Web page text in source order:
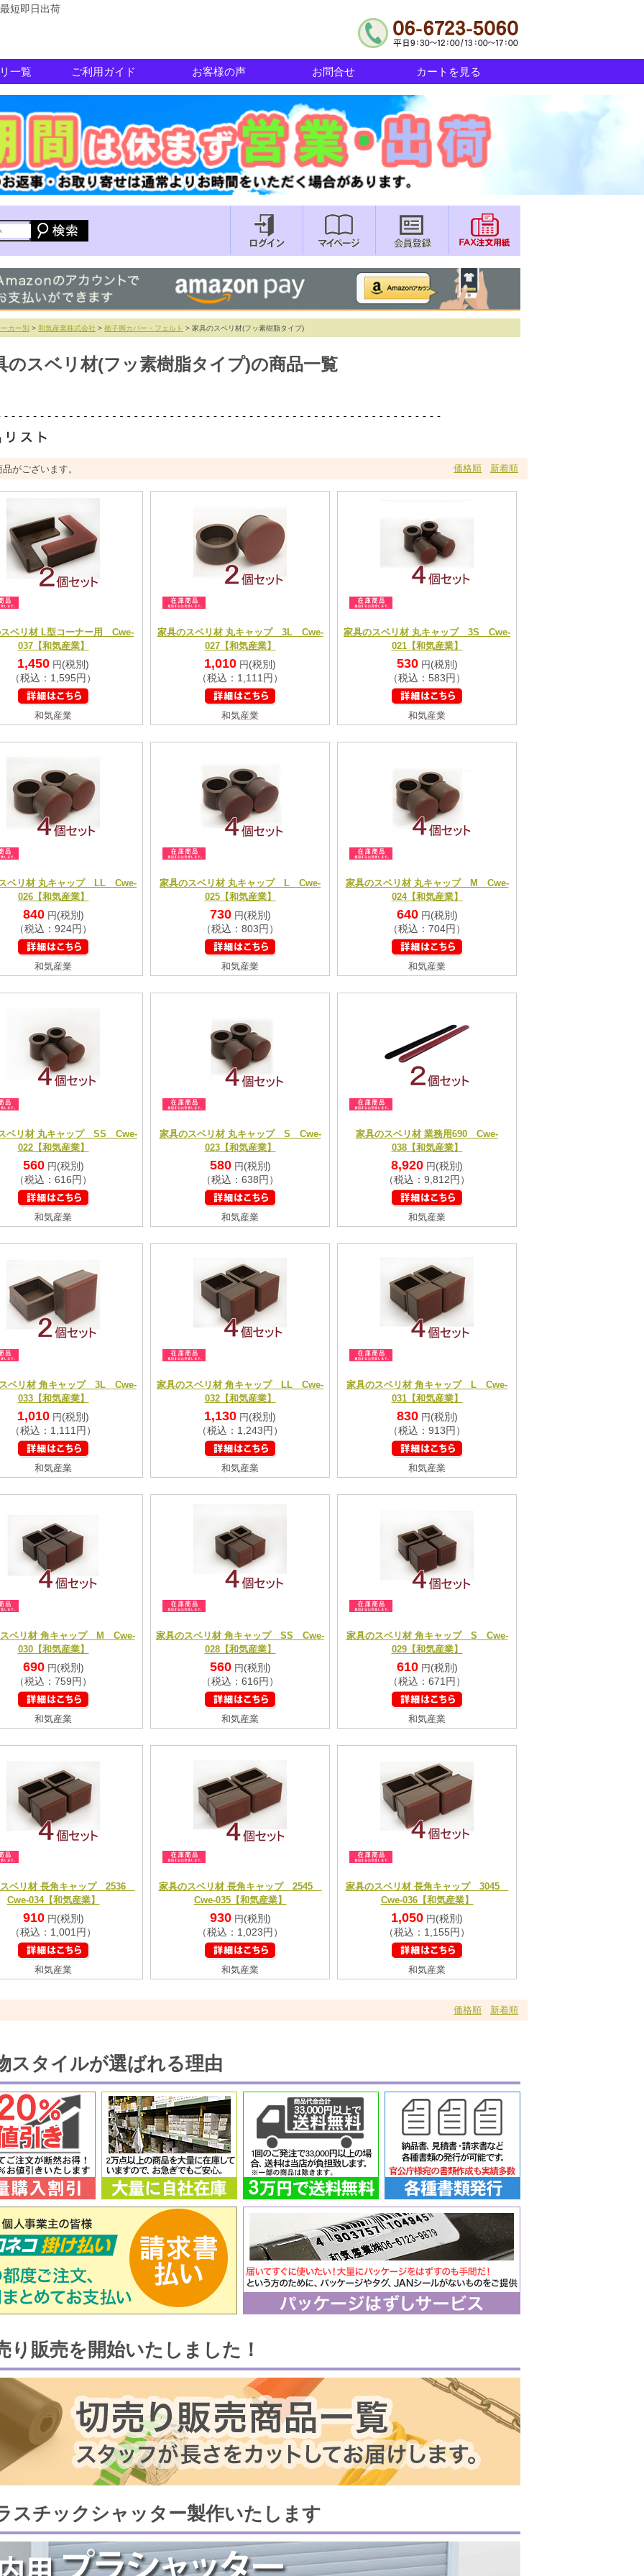
短即日出荷
一覧 ご利用ガイド お客様の声 お問合せ カートを見る
カー別 > 和気産業株式会社 > 椅子脚カバー・フェルト > 家具のスベリ材(フッ素樹脂タイプ)
のスベリ材(フッ素樹脂タイプ)の商品一覧
がございます。 価格順 新着順
ベリ材 L型コーナー用 Cwe-
037【和気産業】
1,450 円 (税別)
（税込：1,595円）
和気産業
家具のスベリ材 丸キャップ 3L Cwe-
027【和気産業】
1,010 円 (税別)
（税込：1,111円）
和気産業
家具のスベリ材 丸キャップ 3S Cwe-
021【和気産業】
530円 (税別)
（税込：583円）
和気産業
ベリ材 丸キャップ LL Cwe-
026【和気産業】
840円 (税別)
（税込：924円）
和気産業
家具のスベリ材 丸キャップ L Cwe-
025【和気産業】
730円 (税別)
（税込：803円）
和気産業
家具のスベリ材 丸キャップ M Cwe-
024【和気産業】
640円 (税別)
（税込：704円）
和気産業
ベリ材 丸キャップ SS Cwe-
022【和気産業】
560円 (税別)
（税込：616円）
和気産業
家具のスベリ材 丸キャップ S Cwe-
023【和気産業】
580円 (税別)
（税込：638円）
和気産業
家具のスベリ材 業務用690 Cwe-
038【和気産業】
8,920 円 (税別)
（税込：9,812円）
和気産業
ベリ材 角キャップ 3L Cwe-
033【和気産業】
1,010 円 (税別)
（税込：1,111円）
和気産業
家具のスベリ材 角キャップ LL Cwe-
032【和気産業】
1,130 円 (税別)
（税込：1,243円）
和気産業
家具のスベリ材 角キャップ L Cwe-
031【和気産業】
830円 (税別)
（税込：913円）
和気産業
ベリ材 角キャップ M Cwe-
030【和気産業】
690円 (税別)
（税込：759円）
和気産業
家具のスベリ材 角キャップ SS Cwe-
028【和気産業】
560円 (税別)
（税込：616円）
和気産業
家具のスベリ材 角キャップ S Cwe-
029【和気産業】
610円 (税別)
（税込：671円）
和気産業
ベリ材 長角キャップ 2536
Cwe-034【和気産業】
910円 (税別)
（税込：1,001円）
和気産業
家具のスベリ材 長角キャップ 2545
Cwe-035【和気産業】
930円 (税別)
（税込：1,023円）
和気産業
家具のスベリ材 長角キャップ 3045
Cwe-036【和気産業】
1,050 円 (税別)
（税込：1,155円）
和気産業
価格順 新着順
スタイルが選ばれる理由
り販売を開始いたしました！
スチックシャッター製作いたします